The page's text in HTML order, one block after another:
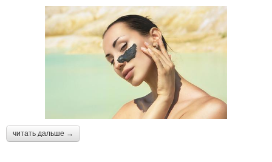
читать дальше →